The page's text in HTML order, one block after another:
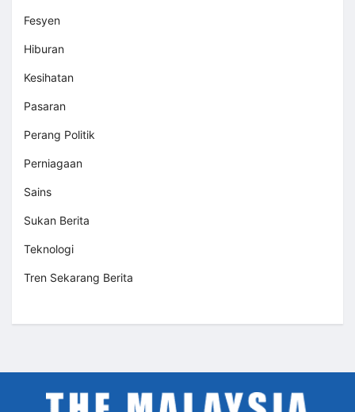
Fesyen
Hiburan
Kesihatan
Pasaran
Perang Politik
Perniagaan
Sains
Sukan Berita
Teknologi
Tren Sekarang Berita